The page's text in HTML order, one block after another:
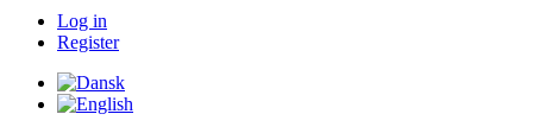
Log in
Register